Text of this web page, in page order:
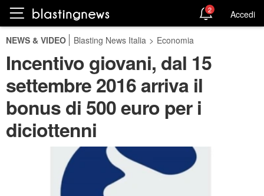
2 Accedi
NEWS & VIDEO Blasting News Italia > Economia
Incentivo giovani, dal 15
settembre 2016 arriva il
bonus di 500 euro per i
diciottenni